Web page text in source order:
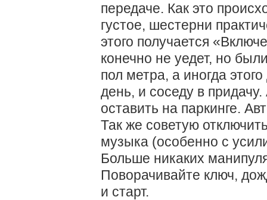
передаче. Как это
густое, шестерни
этого получается
конечно не уедет, но
пол метра, а иногда
день, и соседу в
оставить на паркинге.
Так же советую
музыка (особенно с
Больше никаких
Поворачивайте ключ,
и старт.